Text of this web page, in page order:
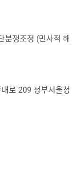
분쟁조정 (민사적 해
로 209 정부서울청